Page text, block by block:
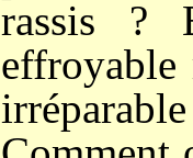
rassis ?
effroyable